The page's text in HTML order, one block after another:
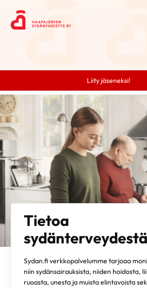
Liity jäseneksi!
Tietoa
sydänterveydestä
Sydan.fi verkkopalvelumme tarjoaa
niin sydänsairauksista, niiden hoidosta,
ruoasta, unesta ja muista elintavoista